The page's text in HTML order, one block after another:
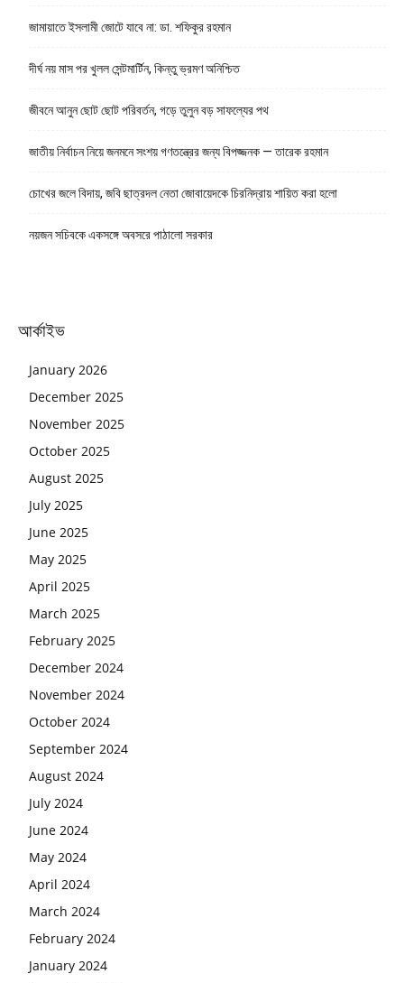
জামায়াতে ইসলামী জোটে যাবে না: ডা. শফিকুর রহমান
দীর্ঘ নয় মাস পর খুলল সেন্টমার্টিন, কিন্তু ভ্রমণ অনিশ্চিত
জীবনে আনুন ছোট ছোট পরিবর্তন, গড়ে তুলুন বড় সাফল্যের পথ
জাতীয় নির্বাচন নিয়ে জনমনে সংশয় গণতন্ত্রের জন্য বিপজ্জনক — তারেক রহমান
চোখের জলে বিদায়, জবি ছাত্রদল নেতা জোবায়েদকে চিরনিদ্রায় শায়িত করা হলো
নয়জন সচিবকে একসঙ্গে অবসরে পাঠালো সরকার
আর্কাইভ
January 2026
December 2025
November 2025
October 2025
August 2025
July 2025
June 2025
May 2025
April 2025
March 2025
February 2025
December 2024
November 2024
October 2024
September 2024
August 2024
July 2024
June 2024
May 2024
April 2024
March 2024
February 2024
January 2024